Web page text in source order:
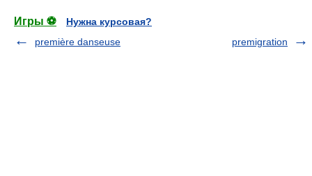
Игры ⚽
Нужна курсовая?
première danseuse
premigration